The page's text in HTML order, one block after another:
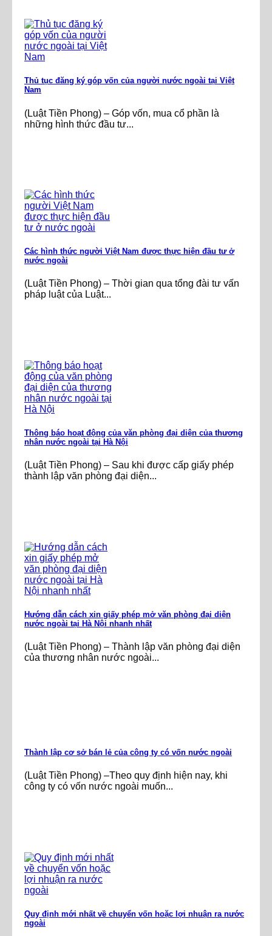
Thủ tục đăng ký góp vốn của người nước ngoài tại Việt
Nam
(Luật Tiền Phong) – Góp vốn, mua cổ phần là
những hình thức đầu tư...
Các hình thức người Việt Nam được thực hiện đầu tư ở
nước ngoài
(Luật Tiền Phong) – Thời gian qua tổng đài tư vấn
pháp luật của Luật...
Thông báo hoạt động của văn phòng đại diện của thương
nhân nước ngoài tại Hà Nội
(Luật Tiền Phong) – Sau khi được cấp giấy phép
thành lập văn phòng đại diện...
Hướng dẫn cách xin giấy phép mở văn phòng đại diện
nước ngoài tại Hà Nội nhanh nhất
(Luật Tiền Phong) – Thành lập văn phòng đại diện
của thương nhân nước ngoài...
Thành lập cơ sở bán lẻ của công ty có vốn nước ngoài
(Luật Tiền Phong) –Theo quy định hiện nay, khi
công ty có vốn nước ngoài muốn...
Quy định mới nhất về chuyển vốn hoặc lợi nhuận ra nước
ngoài